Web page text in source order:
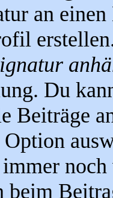
an
Du
Beiträge
Option
beim